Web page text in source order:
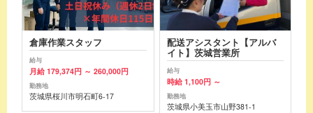
倉庫作業スタッフ
給与
月給 179,374円 ～ 260,000円
勤務地
茨城県桜川市明石町6-17
配送アシスタント【アルバ
イト】茨城営業所
給与
時給 1,100円 ～
勤務地
茨城県小美玉市山野381-1